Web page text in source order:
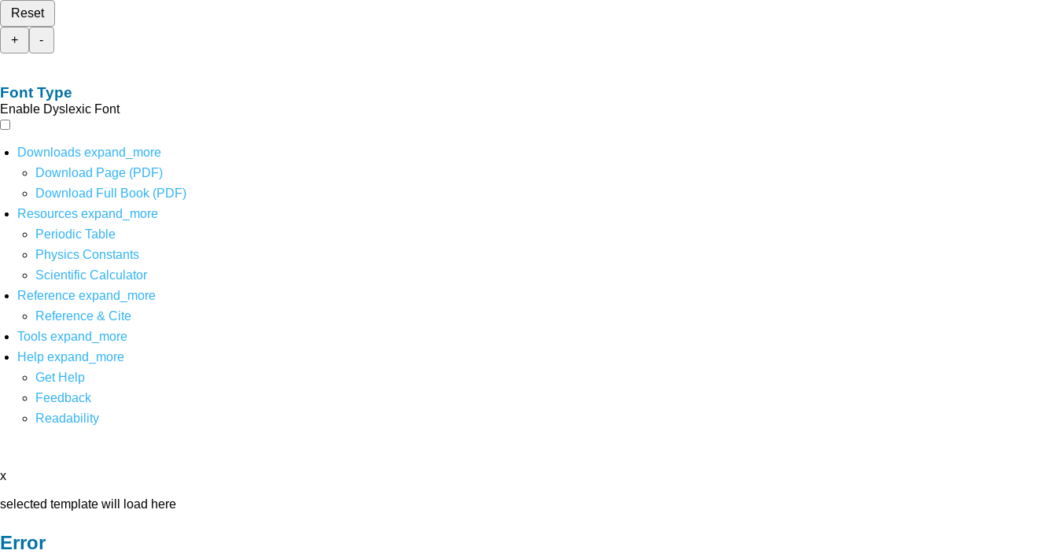
Reset
+
-
Font Type
Enable Dyslexic Font
Downloads expand_more
Download Page (PDF)
Download Full Book (PDF)
Resources expand_more
Periodic Table
Physics Constants
Scientific Calculator
Reference expand_more
Reference & Cite
Tools expand_more
Help expand_more
Get Help
Feedback
Readability
x
selected template will load here
Error